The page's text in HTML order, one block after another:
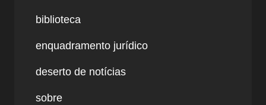
biblioteca
enquadramento jurídico
deserto de notícias
sobre